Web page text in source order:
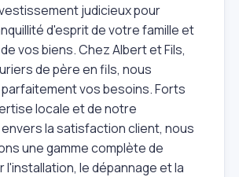
judicieux pour
d'esprit de votre famille et
vos biens. Chez Albert et Fils,
de père en fils, nous
vos besoins. Forts
locale et de notre
la satisfaction client, nous
une gamme complète de
l'installation, le dépannage et la